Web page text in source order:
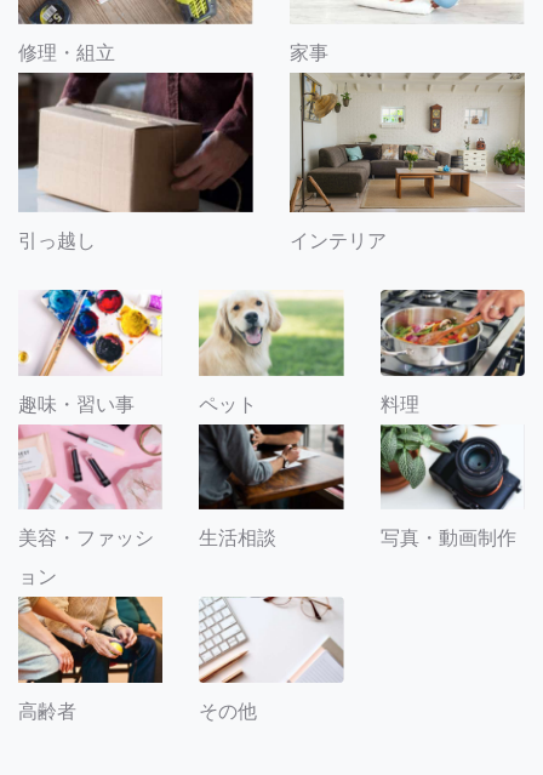
修理・組立 家事
引っ越し インテリア
趣味・習い事 ペット 料理
美容・ファッシ
ョン
生活相談 写真・動画制作
高齢者 その他